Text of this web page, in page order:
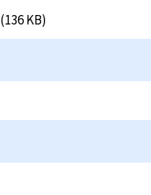
(136 KB)